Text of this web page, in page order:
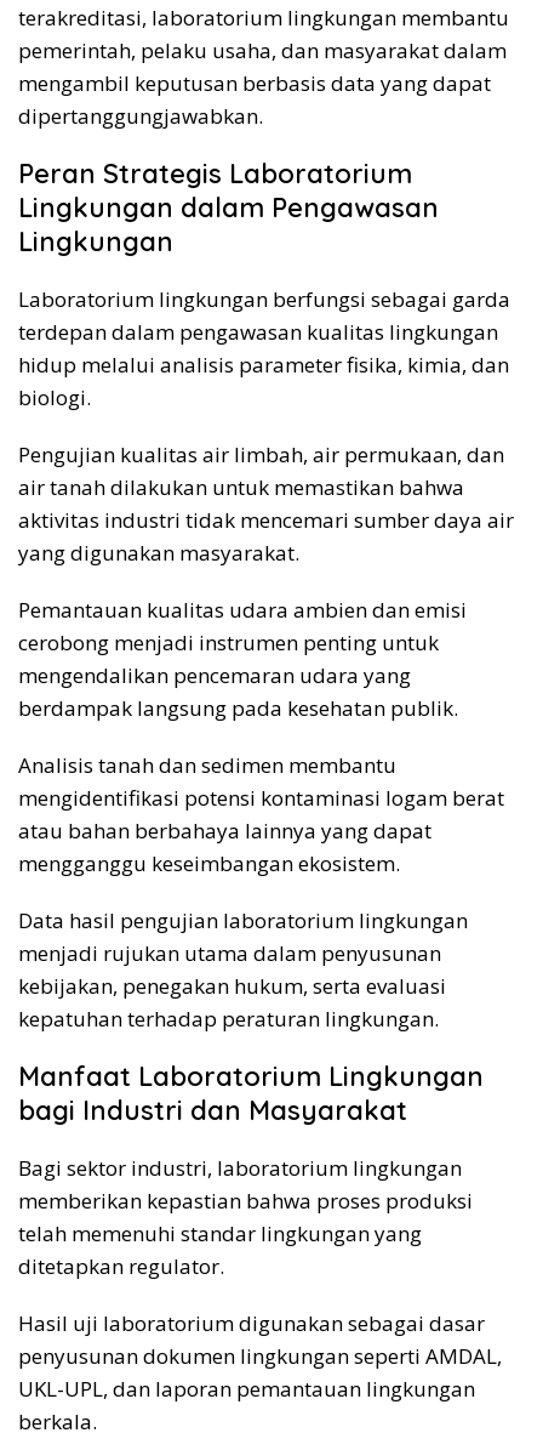
terakreditasi, laboratorium lingkungan membantu
pemerintah, pelaku usaha, dan masyarakat dalam
mengambil keputusan berbasis data yang dapat
dipertanggungjawabkan.
Peran Strategis Laboratorium
Lingkungan dalam Pengawasan
Lingkungan
Laboratorium lingkungan berfungsi sebagai garda
terdepan dalam pengawasan kualitas lingkungan
hidup melalui analisis parameter fisika, kimia, dan
biologi.
Pengujian kualitas air limbah, air permukaan, dan
air tanah dilakukan untuk memastikan bahwa
aktivitas industri tidak mencemari sumber daya air
yang digunakan masyarakat.
Pemantauan kualitas udara ambien dan emisi
cerobong menjadi instrumen penting untuk
mengendalikan pencemaran udara yang
berdampak langsung pada kesehatan publik.
Analisis tanah dan sedimen membantu
mengidentifikasi potensi kontaminasi logam berat
atau bahan berbahaya lainnya yang dapat
mengganggu keseimbangan ekosistem.
Data hasil pengujian laboratorium lingkungan
menjadi rujukan utama dalam penyusunan
kebijakan, penegakan hukum, serta evaluasi
kepatuhan terhadap peraturan lingkungan.
Manfaat Laboratorium Lingkungan
bagi Industri dan Masyarakat
Bagi sektor industri, laboratorium lingkungan
memberikan kepastian bahwa proses produksi
telah memenuhi standar lingkungan yang
ditetapkan regulator.
Hasil uji laboratorium digunakan sebagai dasar
penyusunan dokumen lingkungan seperti AMDAL,
UKL-UPL, dan laporan pemantauan lingkungan
berkala.